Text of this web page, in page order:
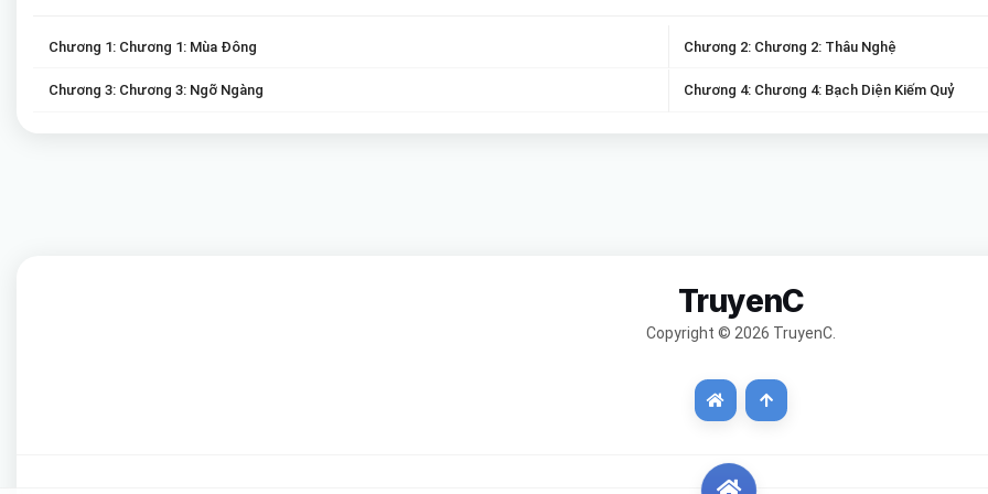
Chương 1: Chương 1: Mùa Đông Chương 2: Chương 2: Thâu Nghệ
Chương 3: Chương 3: Ngỡ Ngàng Chương 4: Chương 4: Bạch Diện Kiếm Quỷ
TruyenC
Copyright © 2026 TruyenC.